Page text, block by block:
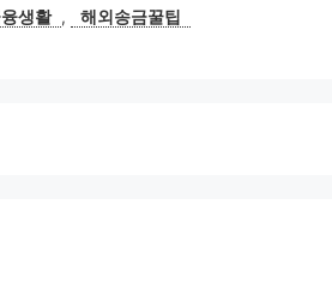
생활 , 해외송금꿀팁